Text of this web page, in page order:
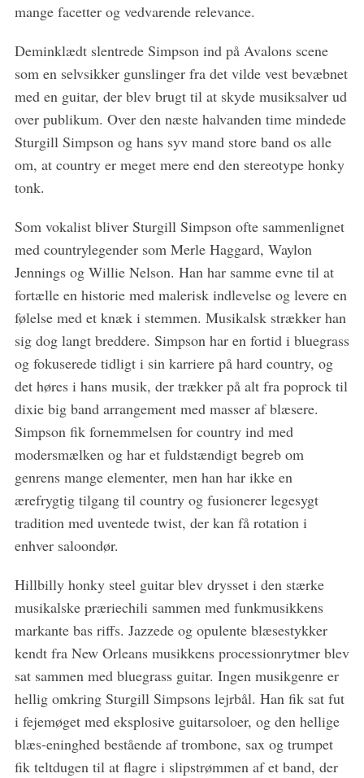
mange facetter og vedvarende relevance.
Deminklædt slentrede Simpson ind på Avalons scene
som en selvsikker gunslinger fra det vilde vest bevæbnet
med en guitar, der blev brugt til at skyde musiksalver ud
over publikum. Over den næste halvanden time mindede
Sturgill Simpson og hans syv mand store band os alle
om, at country er meget mere end den stereotype honky
tonk.
Som vokalist bliver Sturgill Simpson ofte sammenlignet
med countrylegender som Merle Haggard, Waylon
Jennings og Willie Nelson. Han har samme evne til at
fortælle en historie med malerisk indlevelse og levere en
følelse med et knæk i stemmen. Musikalsk strækker han
sig dog langt breddere. Simpson har en fortid i bluegrass
og fokuserede tidligt i sin karriere på hard country, og
det høres i hans musik, der trækker på alt fra poprock til
dixie big band arrangement med masser af blæsere.
Simpson fik fornemmelsen for country ind med
modersmælken og har et fuldstændigt begreb om
genrens mange elementer, men han har ikke en
ærefrygtig tilgang til country og fusionerer legesygt
tradition med uventede twist, der kan få rotation i
enhver saloondør.
Hillbilly honky steel guitar blev drysset i den stærke
musikalske præriechili sammen med funkmusikkens
markante bas riffs. Jazzede og opulente blæsestykker
kendt fra New Orleans musikkens processionrytmer blev
sat sammen med bluegrass guitar. Ingen musikgenre er
hellig omkring Sturgill Simpsons lejrbål. Han fik sat fut
i fejemøget med eksplosive guitarsoloer, og den hellige
blæs-eninghed bestående af trombone, sax og trumpet
fik teltdugen til at flagre i slipstrømmen af et band, der
S
e
a
r
h
f
o